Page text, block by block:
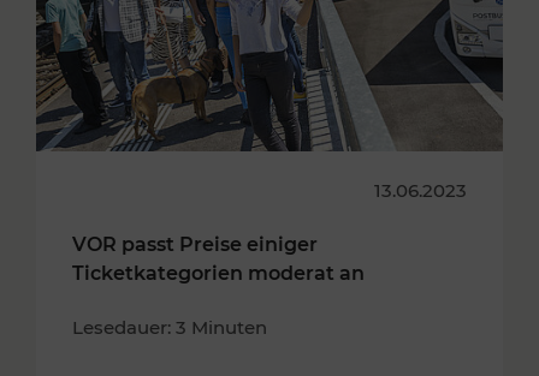
13.06.2023
VOR passt Preise einiger
Ticketkategorien moderat an
Lesedauer: 3 Minuten